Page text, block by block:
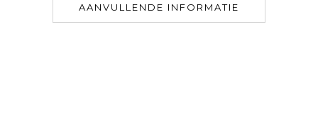
AANVULLENDE INFORMATIE